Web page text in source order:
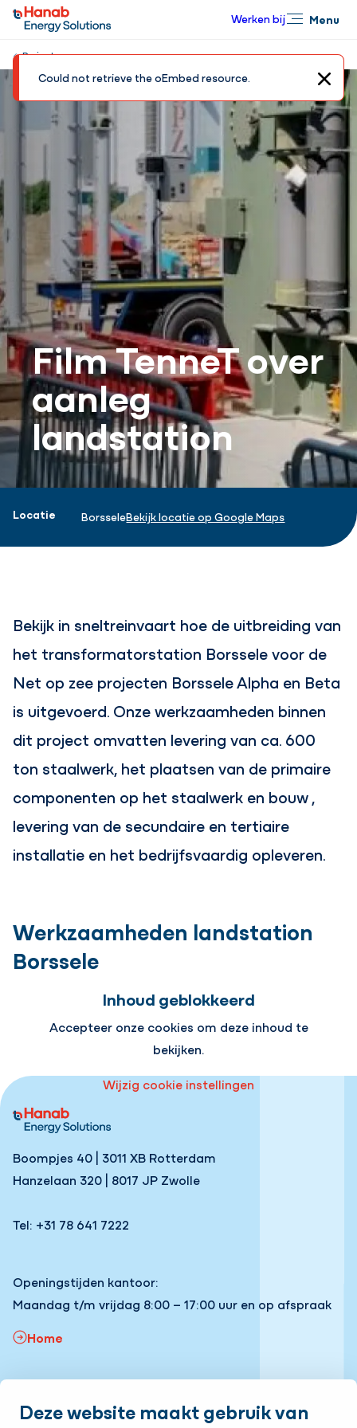
Deze website maakt gebruik van
Werken bij Menu
Projecten
F
o
u
m
e
l
d
i
n
g
Could not retrieve the oEmbed resource.
Film TenneT over
aanleg
landstation
Projectinformatie
Locatie BorsseleBekijk locatie op Google Maps
Bekijk in sneltreinvaart hoe de uitbreiding van
het transformatorstation Borssele voor de
Net op zee projecten Borssele Alpha en Beta
is uitgevoerd. Onze werkzaamheden binnen
dit project omvatten levering van ca. 600
ton staalwerk, het plaatsen van de primaire
componenten op het staalwerk en bouw ,
levering van de secundaire en tertiaire
installatie en het bedrijfsvaardig opleveren.
Werkzaamheden landstation
Borssele
Inhoud geblokkeerd
Accepteer onze cookies om deze inhoud te
bekijken.
Wijzig cookie instellingen
Boompjes 40 | 3011 XB Rotterdam
Hanzelaan 320 | 8017 JP Zwolle
Tel: +31 78 641 7222
Openingstijden kantoor:
Maandag t/m vrijdag 8:00 – 17:00 uur en op afspraak
Home
Onze vacatures
Sluiten